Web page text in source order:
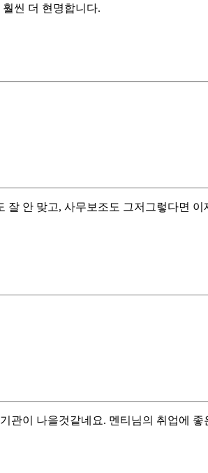
씬 더 현명합니다.
안 맞고, 사무보조도 그저그렇다면
관이 나을것같네요. 멘티님의 취업에